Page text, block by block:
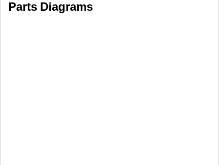
Parts Diagrams